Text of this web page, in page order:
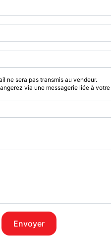
ne sera pas transmis au vendeur.
via une messagerie liée à
Envoyer